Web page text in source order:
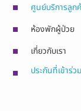
ศูนย์บริการลูก
ห้องพักผู้ป่วย
เกี่ยวกับเรา
ประกันที่เข้าร่วม